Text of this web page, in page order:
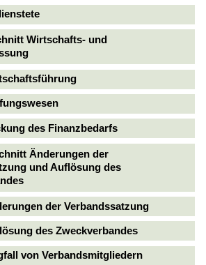
Wirtschafts- und
des Finanzbedarfs
Änderungen der
und Auflösung des
der Verbandssatzung
des Zweckverbandes
von Verbandsmitgliedern